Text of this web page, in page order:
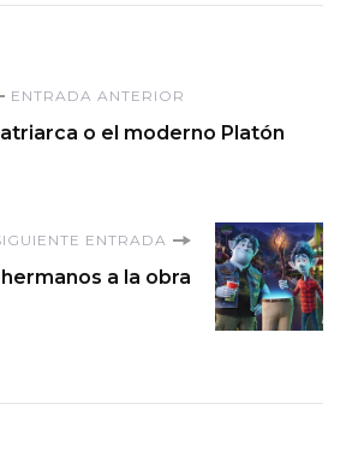
ENTRADA ANTERIOR
o el moderno Platón
ENTRADA
a la obra